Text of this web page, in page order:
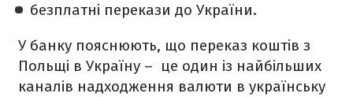
безплатні перекази до України.
У банку пояснюють, що переказ коштів з
Польщі в Україну – це один із найбільших
каналів надходження валюти в українську